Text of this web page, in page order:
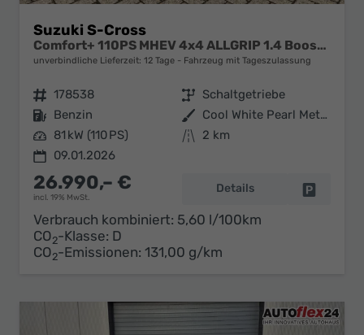
Suzuki S-Cross
Comfort+ 110PS MHEV 4x4 ALLGRIP 1.4 Boosterjet Teilleder Navi Klimaautomatik Sitzheizung ACC PDC v+h 4x Kamera Suzuki-Radio Apple CarPlay Android Auto Touchscreen 2xKeyless 17-LM
unverbindliche Lieferzeit: 12 Tage Fahrzeug mit Tageszulassung
Fahrzeugnr. 178538 Getriebe Schaltgetriebe
Kraftstoff Benzin Außenfarbe
Cool White Pearl Metallic
Leistung 81 kW (110 PS) Kilometerstand
2 km
09.01.2026
26.990,– €
incl. 19% MwSt.
Details
Verbrauch kombiniert: 5,60 l/100km
CO2-Klasse: D
CO2-Emissionen: 131,00 g/km